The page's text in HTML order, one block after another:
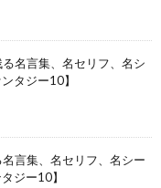
る名言集、名セリフ、名シ
タジー10】
名言集、名セリフ、名シー
ジー10】